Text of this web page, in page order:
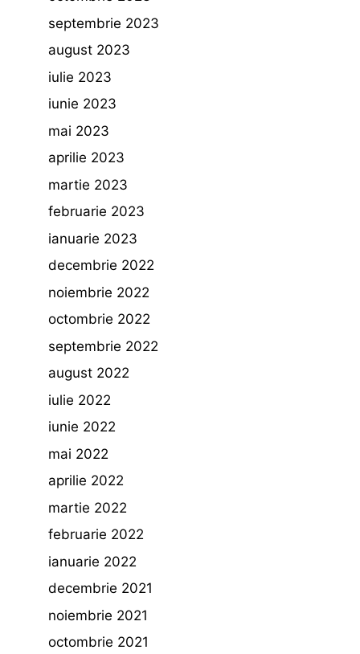
septembrie 2023
august 2023
iulie 2023
iunie 2023
mai 2023
aprilie 2023
martie 2023
februarie 2023
ianuarie 2023
decembrie 2022
noiembrie 2022
octombrie 2022
septembrie 2022
august 2022
iulie 2022
iunie 2022
mai 2022
aprilie 2022
martie 2022
februarie 2022
ianuarie 2022
decembrie 2021
noiembrie 2021
octombrie 2021